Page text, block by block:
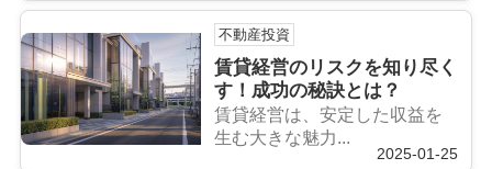
不動産投資
賃貸経営のリスクを知り尽く
す！成功の秘訣とは？
賃貸経営は、安定した収益を
生む大きな魅力...
2025-01-25